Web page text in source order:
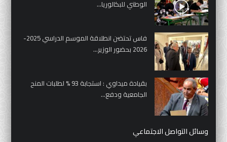
الوطني للبكالوريا...
فاس تحتضن انطلاقة الموسم الدراسي 2025-
2026 بحضور الوزير...
بقيادة ميداوي : استجابة 93 % لطلبات المنح
الجامعية ودفع...
وسائل التواصل الاجتماعي